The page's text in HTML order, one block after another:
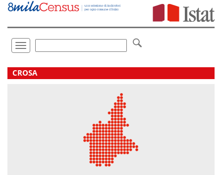
Vai
direttamente
Toggle
navigation
.
CROSA